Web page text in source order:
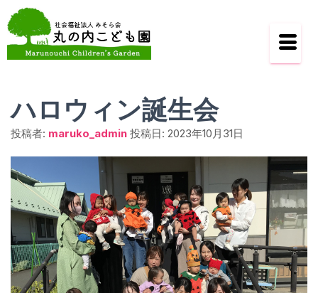
ハロウィン誕生会
投稿者: maruko_admin 投稿日: 2023年10月31日